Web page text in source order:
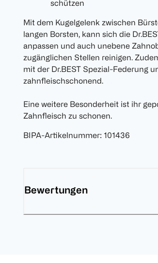
schützen
Mit dem Kugelgelenk zwischen
langen Borsten, kann sich die
anpassen und auch unebene
zugänglichen Stellen reinigen.
mit der Dr.BEST Spezial-Federung
zahnfleischschonend.
Eine weitere Besonderheit ist ihr
Zahnfleisch zu schonen.
BIPA-Artikelnummer: 101436
Bewertungen